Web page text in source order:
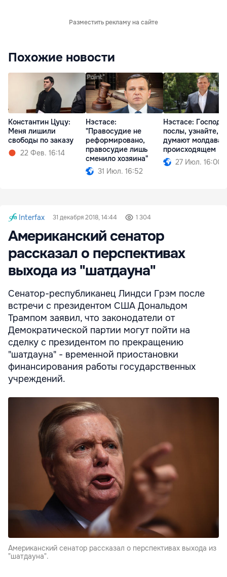
Разместить рекламу на сайте
Похожие новости
Константин Цуцу:
Меня лишили
свободы по заказу
22 Фев. 16:14
Нэстасе:
"Правосудие не
реформировано,
правосудие лишь
сменило хозяина"
31 Июл. 16:52
Нэстасе: Господа
послы, узнайте,
думают
происходящем
27 Июл. 16:00
Interfax 31 декабря 2018, 14:44 1 304
Американский сенатор
рассказал о перспективах
выхода из "шатдауна"
Сенатор-республиканец Линдси Грэм после
встречи с президентом США Дональдом
Трампом заявил, что законодатели от
Демократической партии могут пойти на
сделку с президентом по прекращению
"шатдауна" - временной приостановки
финансирования работы государственных
учреждений.
Американский сенатор рассказал о перспективах выхода из
"шатдауна".